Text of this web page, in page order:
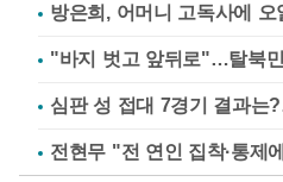
방은희, 어머니 고독사에
"바지 벗고 앞뒤로"…탈북
심판 성 접대 7경기 결과는
전현무 "전 연인 집착·통제